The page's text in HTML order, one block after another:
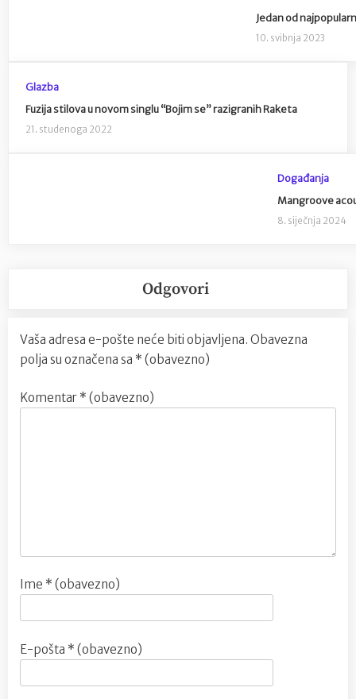
Jedan od
10. svibnja 2023
Glazba
Fuzija stilova u novom singlu “Bojim se” razigranih Raketa
21. studenoga 2022
Događanja
Mangroove
8. siječnja 2024
Odgovori
Vaša adresa e-pošte neće biti objavljena. Obavezna
polja su označena sa * (obavezno)
Komentar * (obavezno)
Ime * (obavezno)
E-pošta * (obavezno)